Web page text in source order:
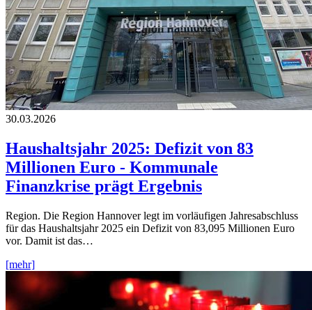
30.03.2026
Haushaltsjahr 2025: Defizit von 83
Millionen Euro - Kommunale
Finanzkrise prägt Ergebnis
Region. Die Region Hannover legt im vorläufigen Jahresabschluss
für das Haushaltsjahr 2025 ein Defizit von 83,095 Millionen Euro
vor. Damit ist das…
[mehr]